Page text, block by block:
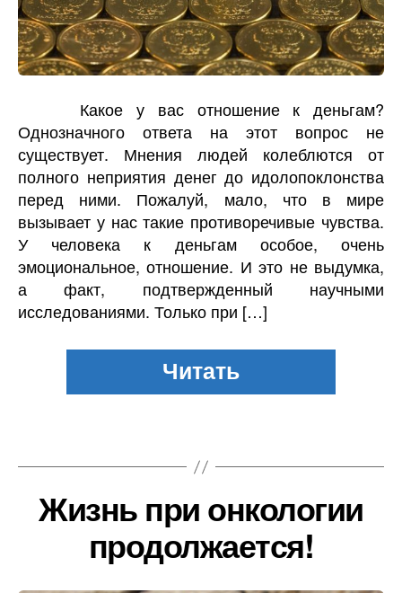
Какое у вас отношение к деньгам?
Однозначного ответа на этот вопрос не
существует. Мнения людей колеблются от
полного неприятия денег до идолопоклонства
перед ними. Пожалуй, мало, что в мире
вызывает у нас такие противоречивые чувства.
У человека к деньгам особое, очень
эмоциональное, отношение. И это не выдумка,
а факт, подтвержденный научными
исследованиями. Только при […]
Жизнь при онкологии
продолжается!